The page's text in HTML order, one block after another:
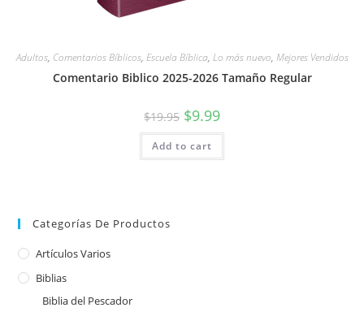
Adultos, Comentarios Bíblicos, Escuela Bíblica, Lo más nuevo, Mejores Vendidos
Comentario Biblico 2025-2026 Tamaño Regular
$19.95 $9.99
Add to cart
Categorías De Productos
Artículos Varios
Biblias
Biblia del Pescador